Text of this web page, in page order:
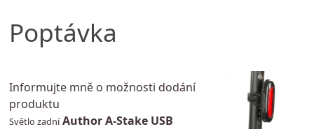
Poptávka
Informujte mně o možnosti dodání
produktu
Světlo zadní Author A-Stake USB